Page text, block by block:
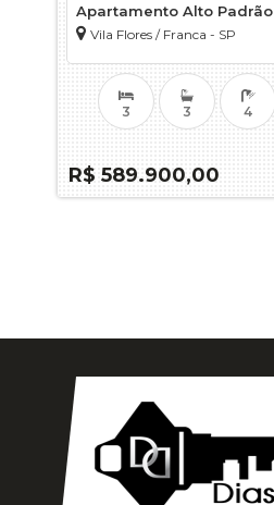
Apartamento Alto Padrão
Vila Flores / Franca - SP
R$ 589.900,00
3 3 4